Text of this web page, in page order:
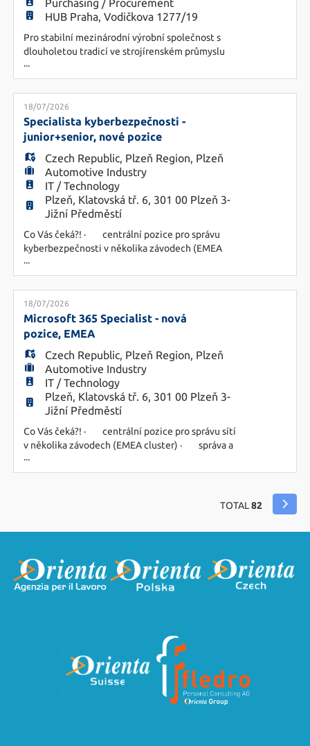
Purchasing / Procurement
HUB Praha, Vodičkova 1277/19
Pro stabilní mezinárodní výrobní společnost s
dlouholetou tradicí ve strojírenském průmyslu
hledám zkušeného Strategického nákupčího do
Slaného. Společnost je součástí silné mezinárodní
skupiny, která patří mezi přední výrobce
technických řešení pro oblast užitkových vozidel.
Pracovní náplň: - Odpovědnost za strategii nákupu
svěřených komodit.
...
18/07/2026
Specialista kyberbezpečnosti -
junior+senior, nové pozice
Czech Republic, Plzeň Region, Plzeň
Automotive Industry
IT / Technology
Plzeň, Klatovská tř. 6, 301 00 Plzeň 3-
Jižní Předměstí
Co Vás čeká?! · centrální pozice pro správu
kyberbezpečnosti v několika závodech (EMEA
cluster) · správa a rozvoj oblasti
kyberbezpečnosti, vyhledávání rizik v online i
fyzickém prostředí (dle TISAX) · řešení
bezpečnostních incidentů, helpdesk ·
sledování nových trendů a hrozeb v oblasti
cybersecurity · aktua
...
18/07/2026
Microsoft 365 Specialist - nová
pozice, EMEA
Czech Republic, Plzeň Region, Plzeň
Automotive Industry
IT / Technology
Plzeň, Klatovská tř. 6, 301 00 Plzeň 3-
Jižní Předměstí
Co Vás čeká?! · centrální pozice pro správu sítí
v několika závodech (EMEA cluster) · správa a
rozvoj prostředí Microsoft 365 · administrace
Microsoft Entra, Intune, Exchange, Teams a
automatizace procesů pomocí PowerShell ·
...
TOTAL82